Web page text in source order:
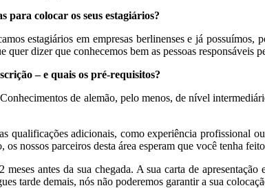
para colocar os seus estagiários?
estagiários em empresas berlinenses e já
quer dizer que conhecemos bem as pessoas responsáveis
– e quais os pré-requisitos?
de alemão, pelo menos, de nível
qualificações adicionais, como experiência profissional
os nossos parceiros desta área esperam que você tenha
antes da sua chegada. A sua carta de
tarde demais, nós não poderemos garantir a sua